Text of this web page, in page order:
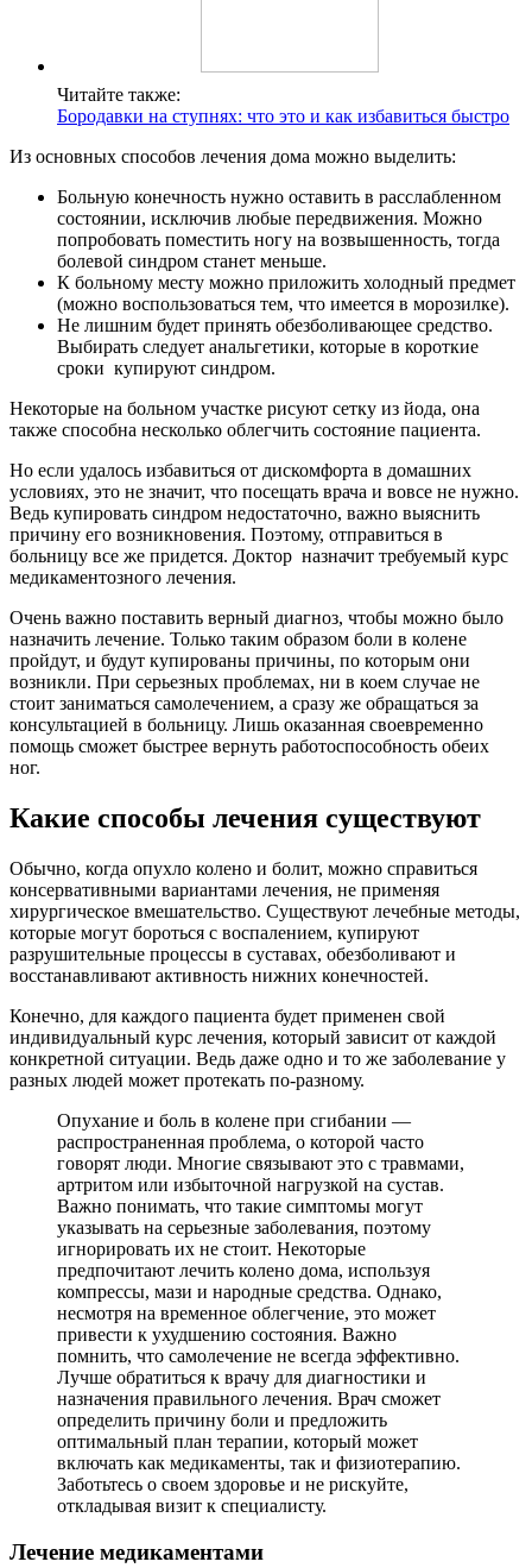
Читайте также:
Бородавки на ступнях: что это и как избавиться быстро
Из основных способов лечения дома можно выделить:
Больную конечность нужно оставить в расслабленном
состоянии, исключив любые передвижения. Можно
попробовать поместить ногу на возвышенность, тогда
болевой синдром станет меньше.
К больному месту можно приложить холодный предмет
(можно воспользоваться тем, что имеется в морозилке).
Не лишним будет принять обезболивающее средство.
Выбирать следует анальгетики, которые в короткие
сроки купируют синдром.
Некоторые на больном участке рисуют сетку из йода, она
также способна несколько облегчить состояние пациента.
Но если удалось избавиться от дискомфорта в домашних
условиях, это не значит, что посещать врача и вовсе не нужно.
Ведь купировать синдром недостаточно, важно выяснить
причину его возникновения. Поэтому, отправиться в
больницу все же придется. Доктор назначит требуемый курс
медикаментозного лечения.
Очень важно поставить верный диагноз, чтобы можно было
назначить лечение. Только таким образом боли в колене
пройдут, и будут купированы причины, по которым они
возникли. При серьезных проблемах, ни в коем случае не
стоит заниматься самолечением, а сразу же обращаться за
консультацией в больницу. Лишь оказанная своевременно
помощь сможет быстрее вернуть работоспособность обеих
ног.
Какие способы лечения существуют
Обычно, когда опухло колено и болит, можно справиться
консервативными вариантами лечения, не применяя
хирургическое вмешательство. Существуют лечебные методы,
которые могут бороться с воспалением, купируют
разрушительные процессы в суставах, обезболивают и
восстанавливают активность нижних конечностей.
Конечно, для каждого пациента будет применен свой
индивидуальный курс лечения, который зависит от каждой
конкретной ситуации. Ведь даже одно и то же заболевание у
разных людей может протекать по-разному.
Опухание и боль в колене при сгибании —
распространенная проблема, о которой часто
говорят люди. Многие связывают это с травмами,
артритом или избыточной нагрузкой на сустав.
Важно понимать, что такие симптомы могут
указывать на серьезные заболевания, поэтому
игнорировать их не стоит. Некоторые
предпочитают лечить колено дома, используя
компрессы, мази и народные средства. Однако,
несмотря на временное облегчение, это может
привести к ухудшению состояния. Важно
помнить, что самолечение не всегда эффективно.
Лучше обратиться к врачу для диагностики и
назначения правильного лечения. Врач сможет
определить причину боли и предложить
оптимальный план терапии, который может
включать как медикаменты, так и физиотерапию.
Заботьтесь о своем здоровье и не рискуйте,
откладывая визит к специалисту.
Лечение медикаментами